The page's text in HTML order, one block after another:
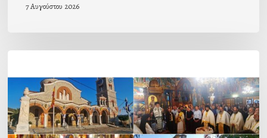
7 Αυγούστου 2026
εορτή
της
Μεταμορφώσεως
του